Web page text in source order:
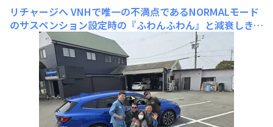
リチャージへ VNHで唯一の不満点であるNORMALモード
のサスペンション設定時の『ふわんふわん』と減衰しきら
ず揺り返す問題の相談に、枯れた整備士ひでポンさんの処
にお邪魔しました。VNHとVBHの設定の違いや、取付け
たパーツの効果について認識が間違っていたのを教えてい
ただいたりと車談義に花を咲かせました。その後、